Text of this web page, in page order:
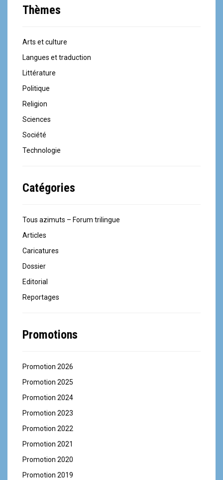
Thèmes
Arts et culture
Langues et traduction
Littérature
Politique
Religion
Sciences
Société
Technologie
Catégories
Tous azimuts – Forum trilingue
Articles
Caricatures
Dossier
Editorial
Reportages
Promotions
Promotion 2026
Promotion 2025
Promotion 2024
Promotion 2023
Promotion 2022
Promotion 2021
Promotion 2020
Promotion 2019